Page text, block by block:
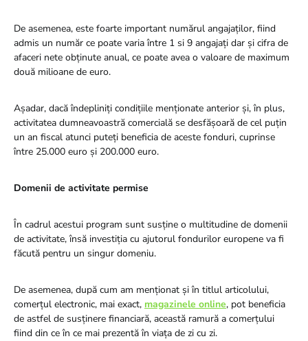
De asemenea, este foarte important numărul angajaților, fiind
admis un număr ce poate varia între 1 si 9 angajați dar și cifra de
afaceri nete obținute anual, ce poate avea o valoare de maximum
două milioane de euro.
Așadar, dacă îndepliniți condițiile menționate anterior și, în plus,
activitatea dumneavoastră comercială se desfășoară de cel puțin
un an fiscal atunci puteți beneficia de aceste fonduri, cuprinse
între 25.000 euro și 200.000 euro.
Domenii de activitate permise
În cadrul acestui program sunt susține o multitudine de domenii
de activitate, însă investiția cu ajutorul fondurilor europene va fi
făcută pentru un singur domeniu.
De asemenea, după cum am menționat și în titlul articolului,
comerțul electronic, mai exact, magazinele online, pot beneficia
de astfel de susținere financiară, această ramură a comerțului
fiind din ce în ce mai prezentă în viața de zi cu zi.